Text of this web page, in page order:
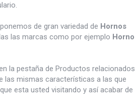
de gran variedad de Hornos
las marcas como por ejemplo Horno
la pestaña de Productos relacionados
las mismas características a las que
esta usted visitando y así acabar de